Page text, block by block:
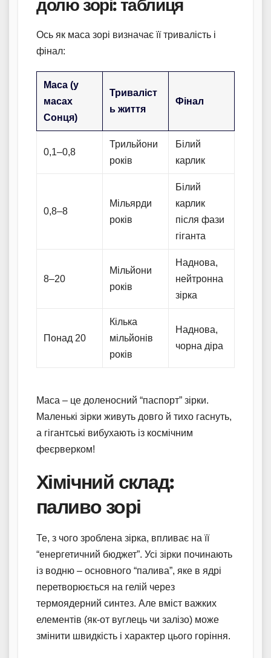
долю зорі: таблиця
Ось як маса зорі визначає її тривалість і
фінал:
Маса (у
масах
Сонця)
Триваліст
ь життя
Фінал
0,1–0,8
Трильйони
років
Білий
карлик
0,8–8
Мільярди
років
Білий
карлик
після фази
гіганта
8–20
Мільйони
років
Наднова,
нейтронна
зірка
Понад 20
Кілька
мільйонів
років
Наднова,
чорна діра
Маса – це доленосний “паспорт” зірки.
Маленькі зірки живуть довго й тихо гаснуть,
а гігантські вибухають із космічним
феєрверком!
Хімічний склад:
паливо зорі
Те, з чого зроблена зірка, впливає на її
“енергетичний бюджет”. Усі зірки починають
із водню – основного “палива”, яке в ядрі
перетворюється на гелій через
термоядерний синтез. Але вміст важких
елементів (як-от вуглець чи залізо) може
змінити швидкість і характер цього горіння.